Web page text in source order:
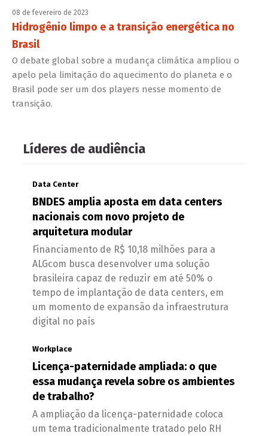
08 de fevereiro de 2023
Hidrogênio limpo e a transição energética no
Brasil
O debate global sobre a mudança climática ampliou o
apelo pela limitação do aquecimento do planeta e o
Brasil pode ser um dos players nesse momento de
transição.
Líderes de audiência
Data Center
BNDES amplia aposta em data centers
nacionais com novo projeto de
arquitetura modular
Financiamento de R$ 10,18 milhões para a
ALGcom busca desenvolver uma solução
brasileira capaz de reduzir em até 50% o
tempo de implantação de data centers, em
um momento de expansão da infraestrutura
digital no país
Workplace
Licença-paternidade ampliada: o que
essa mudança revela sobre os ambientes
de trabalho?
A ampliação da licença-paternidade coloca
um tema tradicionalmente tratado pelo RH